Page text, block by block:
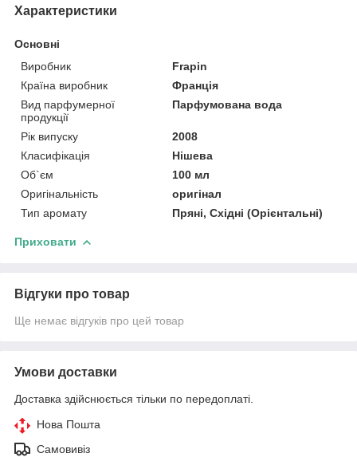
Характеристики
Основні
Виробник
Frapin
Країна виробник
Франція
Вид парфумерної
продукції
Парфумована вода
Рік випуску
2008
Класифікація
Нішева
Об`єм
100 мл
Оригінальність
оригінал
Тип аромату
Пряні, Східні (Орієнтальні)
Приховати
Відгуки про товар
Ще немає відгуків про цей товар
Умови доставки
Доставка здійснюється тільки по передоплаті.
Нова Пошта
Самовивіз